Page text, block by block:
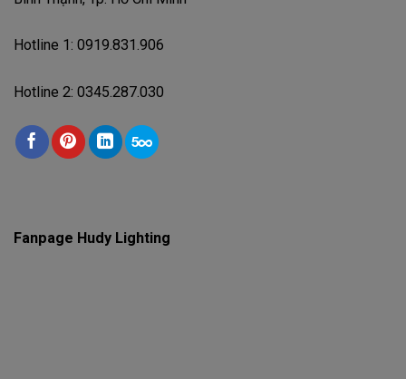
Hotline 1: 0919.831.906
Hotline 2: 0345.287.030
Fanpage Hudy Lighting